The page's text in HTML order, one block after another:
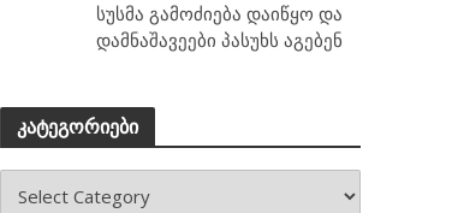
სუსმა გამოძიება დაიწყო და
დამნაშავეები პასუხს აგებენ
კატეგორიები